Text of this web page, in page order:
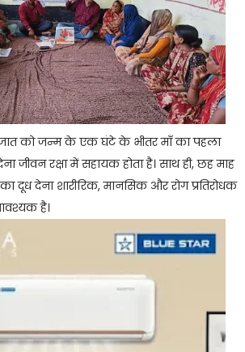
को जन्म के एक घंटे के भीतर माँ का पहला
जीवन रक्षा में सहायक होता है। साथ ही, छह माह
देना शारीरिक, मानसिक और रोग प्रतिरोधक
है।